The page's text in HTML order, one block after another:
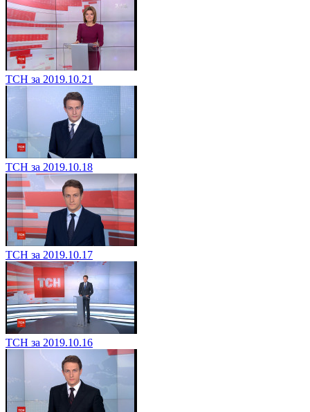
ТСН за 2019.10.21
ТСН за 2019.10.18
ТСН за 2019.10.17
ТСН за 2019.10.16